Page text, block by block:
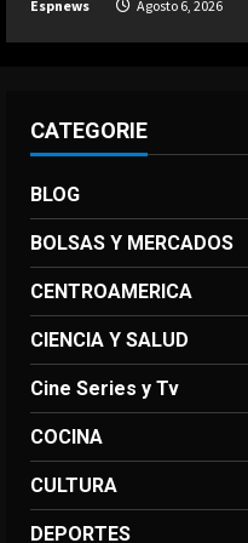
Espnews Agosto 6, 2026
CATEGORIE
BLOG
BOLSAS Y MERCADOS
CENTROAMERICA
CIENCIA Y SALUD
Cine Series y Tv
COCINA
CULTURA
DEPORTES